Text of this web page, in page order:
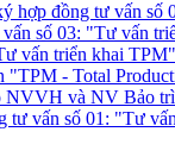
hợp đồng tư vấn
số 03: "Tư vấn
vấn triển khai
- Total
và NV Bảo
tư vấn số 01: "Tư